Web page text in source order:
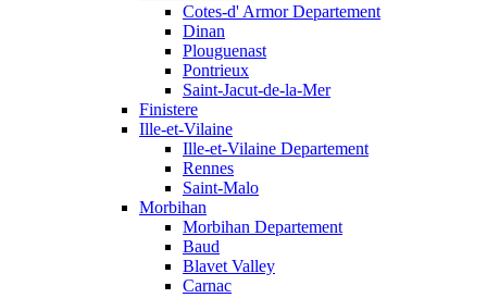
Cotes-d' Armor Departement
Dinan
Plouguenast
Pontrieux
Saint-Jacut-de-la-Mer
Finistere
Ille-et-Vilaine
Ille-et-Vilaine Departement
Rennes
Saint-Malo
Morbihan
Morbihan Departement
Baud
Blavet Valley
Carnac